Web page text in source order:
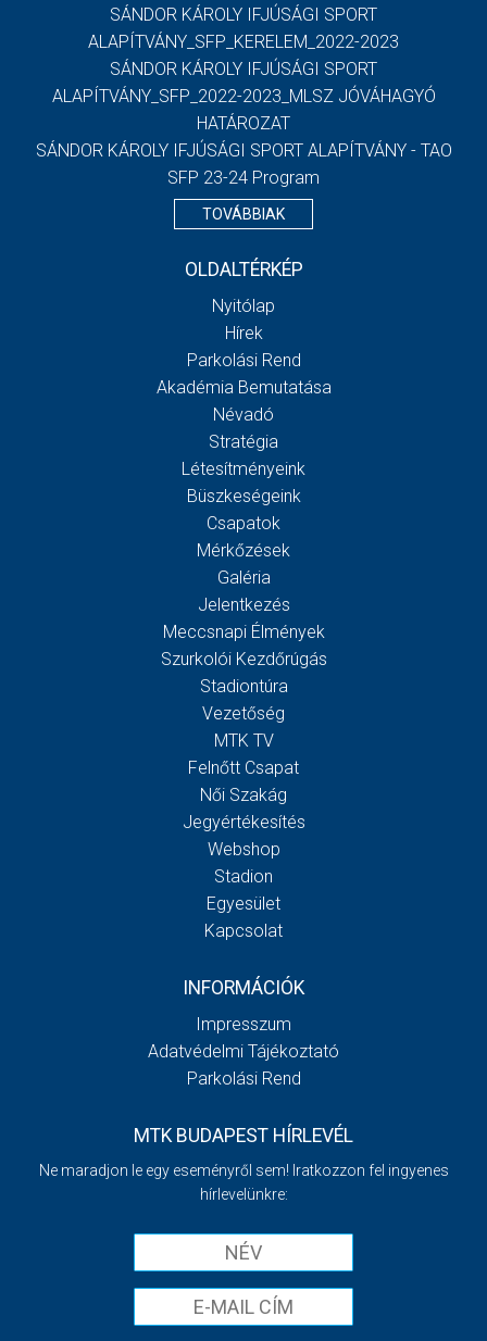
SÁNDOR KÁROLY IFJÚSÁGI SPORT
ALAPÍTVÁNY_SFP_KERELEM_2022-2023
SÁNDOR KÁROLY IFJÚSÁGI SPORT
ALAPÍTVÁNY_SFP_2022-2023_MLSZ JÓVÁHAGYÓ
HATÁROZAT
SÁNDOR KÁROLY IFJÚSÁGI SPORT ALAPÍTVÁNY - TAO
SFP 23-24 Program
TOVÁBBIAK
OLDALTÉRKÉP
Nyitólap
Hírek
Parkolási Rend
Akadémia Bemutatása
Névadó
Stratégia
Létesítményeink
Büszkeségeink
Csapatok
Mérkőzések
Galéria
Jelentkezés
Meccsnapi Élmények
Szurkolói Kezdőrúgás
Stadiontúra
Vezetőség
MTK TV
Felnőtt Csapat
Női Szakág
Jegyértékesítés
Webshop
Stadion
Egyesület
Kapcsolat
INFORMÁCIÓK
Impresszum
Adatvédelmi Tájékoztató
Parkolási Rend
MTK BUDAPEST HÍRLEVÉL
Ne maradjon le egy eseményről sem! Iratkozzon fel ingyenes
hírlevelünkre: